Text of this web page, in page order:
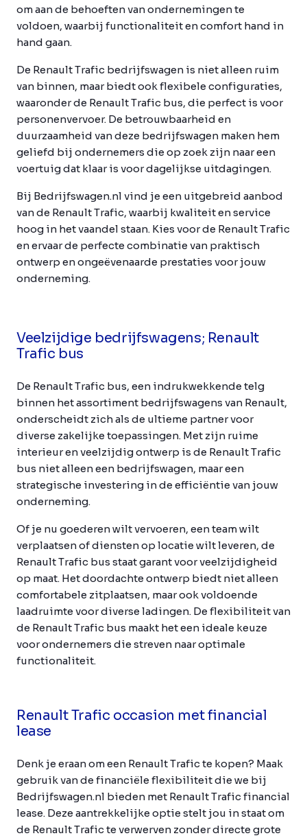
om aan de behoeften van ondernemingen te
voldoen, waarbij functionaliteit en comfort hand in
hand gaan.
De Renault Trafic bedrijfswagen is niet alleen ruim
van binnen, maar biedt ook flexibele configuraties,
waaronder de Renault Trafic bus, die perfect is voor
personenvervoer. De betrouwbaarheid en
duurzaamheid van deze bedrijfswagen maken hem
geliefd bij ondernemers die op zoek zijn naar een
voertuig dat klaar is voor dagelijkse uitdagingen.
Bij Bedrijfswagen.nl vind je een uitgebreid aanbod
van de Renault Trafic, waarbij kwaliteit en service
hoog in het vaandel staan. Kies voor de Renault Trafic
en ervaar de perfecte combinatie van praktisch
ontwerp en ongeëvenaarde prestaties voor jouw
onderneming.
Veelzijdige bedrijfswagens; Renault
Trafic bus
De Renault Trafic bus, een indrukwekkende telg
binnen het assortiment bedrijfswagens van Renault,
onderscheidt zich als de ultieme partner voor
diverse zakelijke toepassingen. Met zijn ruime
interieur en veelzijdig ontwerp is de Renault Trafic
bus niet alleen een bedrijfswagen, maar een
strategische investering in de efficiëntie van jouw
onderneming.
Of je nu goederen wilt vervoeren, een team wilt
verplaatsen of diensten op locatie wilt leveren, de
Renault Trafic bus staat garant voor veelzijdigheid
op maat. Het doordachte ontwerp biedt niet alleen
comfortabele zitplaatsen, maar ook voldoende
laadruimte voor diverse ladingen. De flexibiliteit van
de Renault Trafic bus maakt het een ideale keuze
voor ondernemers die streven naar optimale
functionaliteit.
Renault Trafic occasion met financial
lease
Denk je eraan om een Renault Trafic te kopen? Maak
gebruik van de financiële flexibiliteit die we bij
Bedrijfswagen.nl bieden met Renault Trafic financial
lease. Deze aantrekkelijke optie stelt jou in staat om
de Renault Trafic te verwerven zonder directe grote